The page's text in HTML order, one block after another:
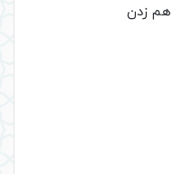
هم زدن